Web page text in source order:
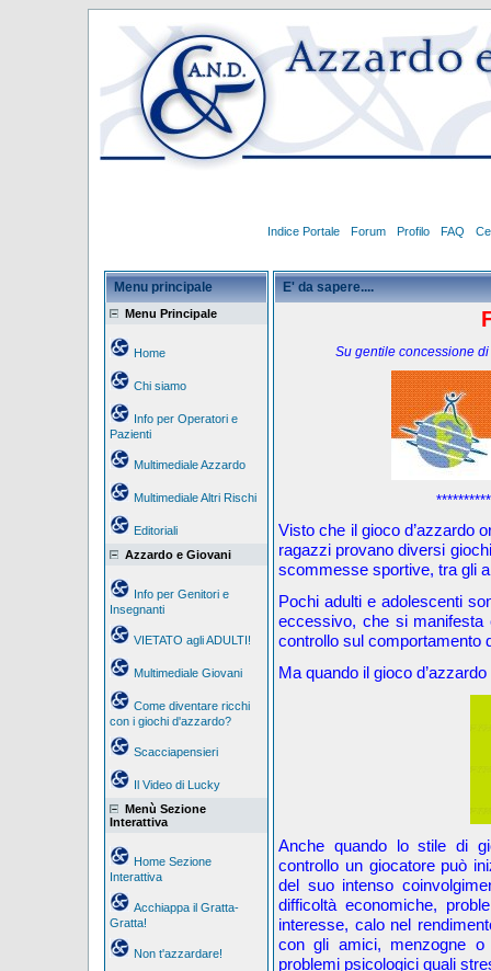
Indice Portale Forum Profilo FAQ
Menu principale
Menu Principale
Home
Chi siamo
Info per Operatori e
Pazienti
Multimediale Azzardo
Multimediale Altri Rischi
Editoriali
Azzardo e Giovani
Info per Genitori e
Insegnanti
VIETATO agli ADULTI!
Multimediale Giovani
Come diventare ricchi
con i giochi d'azzardo?
Scacciapensieri
Il Video di Lucky
Menù Sezione
Interattiva
Home Sezione
Interattiva
Acchiappa il Gratta-
Gratta!
Non t'azzardare!
E' da sapere....
Su gentile concessione
Visto che il gioco d’azzardo
ragazzi provano diversi
scommesse sportive, tra gli
Pochi adulti e adolescenti
eccessivo, che si manifesta
controllo sul comportamento
Ma quando il gioco
Anche quando lo stile di
controllo un giocatore può
del suo intenso
difficoltà economiche,
interesse, calo nel
con gli amici, menzogne o
problemi psicologici quali